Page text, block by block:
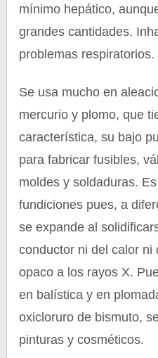
mínimo hepático,
grandes cantidades.
problemas respiratorios.
Se usa mucho en
mercurio y plomo, que
característica, su bajo
para fabricar fusibles,
moldes y soldaduras.
fundiciones pues, a
se expande al
conductor ni del calor ni
opaco a los rayos X.
en balística y en
oxicloruro de bismuto,
pinturas y cosméticos.